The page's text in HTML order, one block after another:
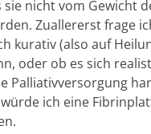
sie nicht vom Gewicht
Zuallererst frage
kurativ (also auf
oder ob es sich
Palliativversorgung
ich eine